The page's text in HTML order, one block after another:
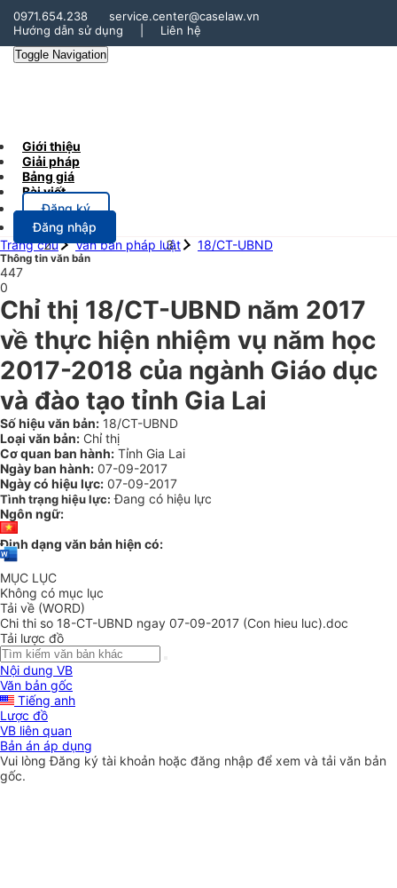
0971.654.238
service.center@caselaw.vn
Hướng dẫn sử dụng
Liên hệ
Toggle Navigation
Giới thiệu
Giải pháp
Bảng giá
Bài viết
Đăng ký
Đăng nhập
Trang chủ
Văn bản pháp luật 18/CT-UBND
Thông tin văn bản
447
0
Chỉ thị 18/CT-UBND năm 2017
về thực hiện nhiệm vụ năm học
2017-2018 của ngành Giáo dục
và đào tạo tỉnh Gia Lai
Số hiệu văn bản: 18/CT-UBND
Loại văn bản: Chỉ thị
Cơ quan ban hành: Tỉnh Gia Lai
Ngày ban hành: 07-09-2017
Ngày có hiệu lực: 07-09-2017
Tình trạng hiệu lực: Đang có hiệu lực
Ngôn ngữ:
Định dạng văn bản hiện có:
MỤC LỤC
Không có mục lục
Tải về (WORD)
Chi thi so 18-CT-UBND ngay 07-09-2017 (Con hieu luc).doc
Tải lược đồ
Nội dung VB
Văn bản gốc
Tiếng anh
Lược đồ
VB liên quan
Bản án áp dụng
Vui lòngĐăng ký tài khoản hoặc đăng nhập để xem và tải văn bản
gốc.